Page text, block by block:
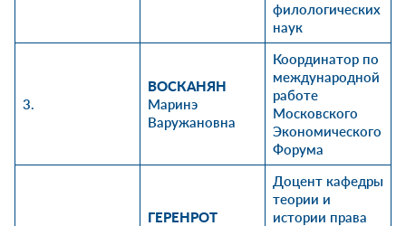
филологических
наук
3.
ВОСКАНЯН
Маринэ
Варужановна
Координатор по
международной
работе
Московского
Экономического
Форума
ГЕРЕНРОТ
Доцент кафедры
теории и
истории права